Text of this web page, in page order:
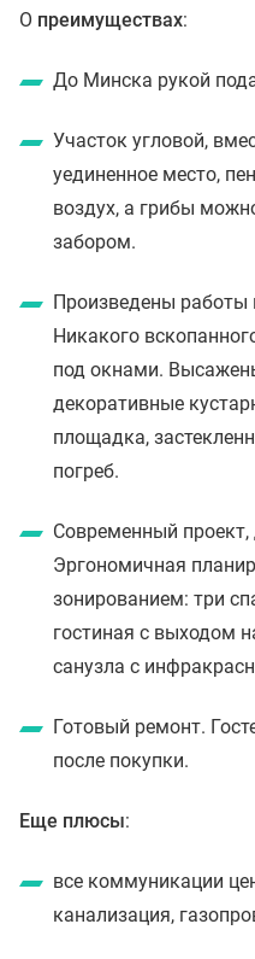
О преимуществах:
До Минска рукой
Участок угловой,
уединенное место,
воздух, а грибы
забором.
Произведены
Никакого
под окнами.
декоративные
площадка,
погреб.
Современный
Эргономичная
зонированием: три
гостиная с выходом
санузла с
Готовый ремонт.
после покупки.
Еще плюсы:
все коммуникации
канализация,